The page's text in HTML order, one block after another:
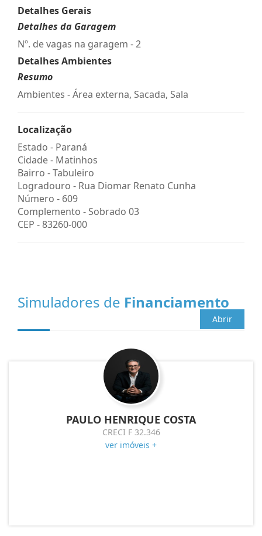
Detalhes Gerais
Detalhes da Garagem
Nº. de vagas na garagem - 2
Detalhes Ambientes
Resumo
Ambientes - Área externa, Sacada, Sala
Localização
Estado - Paraná
Cidade - Matinhos
Bairro -Tabuleiro
Logradouro - Rua Diomar Renato Cunha
Número - 609
Complemento -Sobrado 03
CEP -83260-000
Simuladores de Financiamento
Abrir
PAULO HENRIQUE COSTA
CRECI F 32.346
ver imóveis +